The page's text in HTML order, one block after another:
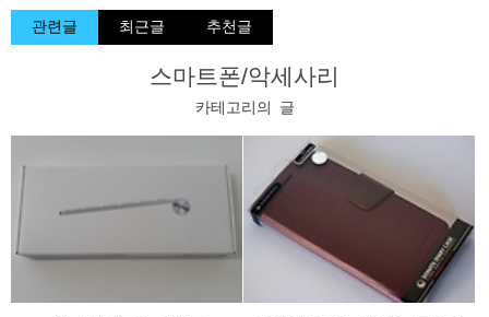
관련글 최근글 추천글
스마트폰/악세사리
카테고리의 글